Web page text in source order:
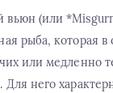
вьюн (или
рыба, которая в
или медленно
него